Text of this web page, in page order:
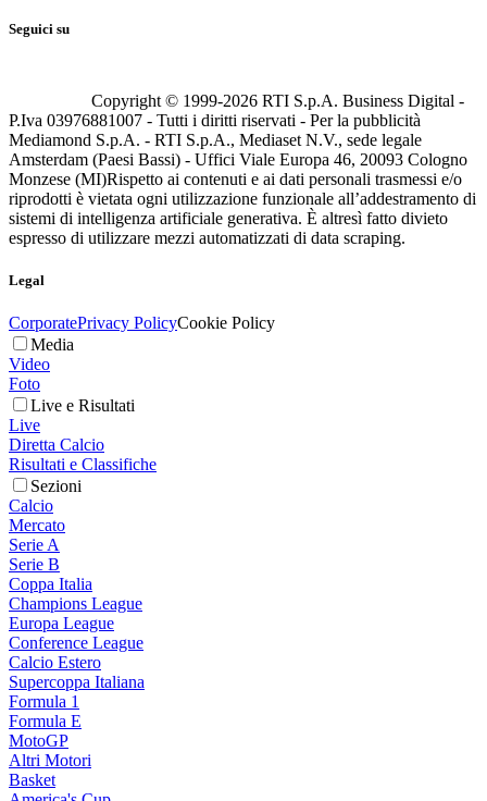
Seguici su
Copyright © 1999-2026 RTI S.p.A. Business Digital -
P.Iva 03976881007 - Tutti i diritti riservati - Per la pubblicità
Mediamond S.p.A. - RTI S.p.A., Mediaset N.V., sede legale
Amsterdam (Paesi Bassi) - Uffici Viale Europa 46, 20093 Cologno
Monzese (MI)Rispetto ai contenuti e ai dati personali trasmessi e/o
riprodotti è vietata ogni utilizzazione funzionale all’addestramento di
sistemi di intelligenza artificiale generativa. È altresì fatto divieto
espresso di utilizzare mezzi automatizzati di data scraping.
Legal
CorporatePrivacy PolicyCookie Policy
Media
Video
Foto
Live e Risultati
Live
Diretta Calcio
Risultati e Classifiche
Sezioni
Calcio
Mercato
Serie A
Serie B
Coppa Italia
Champions League
Europa League
Conference League
Calcio Estero
Supercoppa Italiana
Formula 1
Formula E
MotoGP
Altri Motori
Basket